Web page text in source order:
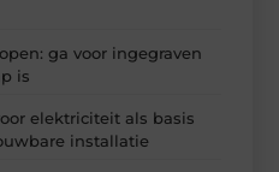
ga voor ingegraven
is
elektriciteit als basis
installatie